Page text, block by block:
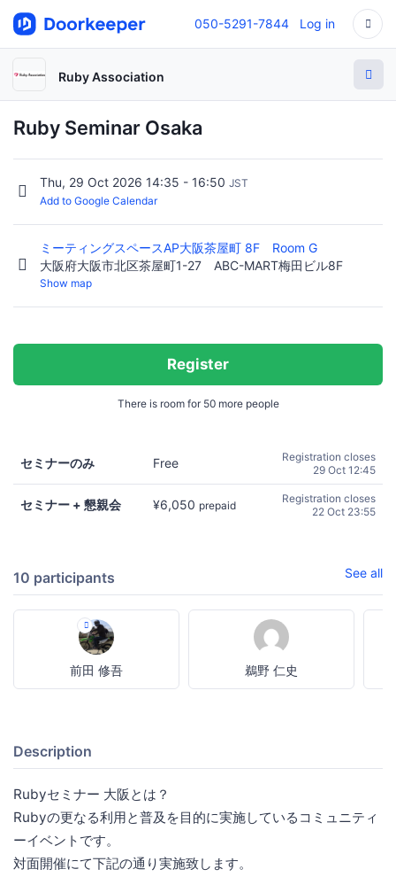
050-5291-7844 Log in
Ruby Association
Ruby Seminar Osaka
Thu, 29 Oct 2026 14:35 - 16:50 JST
Add to Google Calendar
ミーティングスペースAP大阪茶屋町 8F Room G
大阪府大阪市北区茶屋町1-27 ABC-MART梅田ビル8F
Show map
Register
There is room for 50 more people
セミナーのみ Free
Registration closes
29 Oct 12:45
セミナー + 懇親会 ¥6,050 prepaid
Registration closes
22 Oct 23:55
10 participants See all
前田 修吾 鵜野 仁史
Description
Rubyセミナー 大阪とは？
Rubyの更なる利用と普及を目的に実施しているコミュニティ
ーイベントです。
対面開催にて下記の通り実施致します。